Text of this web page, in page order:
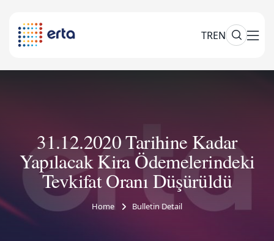
TREN
31.12.2020 Tarihine Kadar
Yapılacak Kira Ödemelerindeki
Tevkifat Oranı Düşürüldü
Home Bulletin Detail